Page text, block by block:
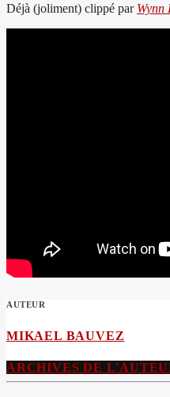
Déjà (joliment) clippé par Wynn
AUTEUR
MIKAEL BAUVEZ
ARCHIVES DE